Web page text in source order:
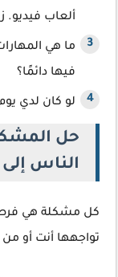
ألعاب فيديو.
ما هي
فيها دائمًا؟
لو كان لدي
حل
الناس
كل مشكلة هي
تواجهها أنت أو